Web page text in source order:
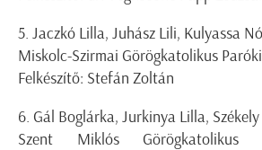
5. Jaczkó Lilla, Juhász Lili, Kulyassa
Miskolc-Szirmai Görögkatolikus
Felkészítő: Stefán Zoltán
6. Gál Boglárka, Jurkinya Lilla,
Szent Miklós Görögkatolikus